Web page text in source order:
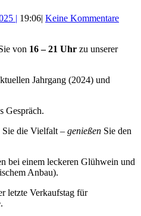
| 19:06| Keine Kommentare
von 16 – 21 Uhr zu unserer
Jahrgang (2024) und
Gespräch.
Sie die Vielfalt – genießen Sie den
bei einem leckeren Glühwein und
Anbau).
letzte Verkaufstag für